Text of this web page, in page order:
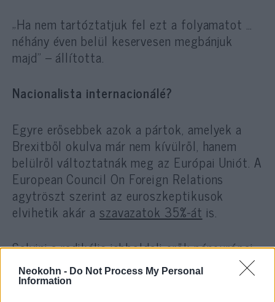
Neokohn - Do Not Process My Personal
Information
„Ha nem tartóztatjuk fel ezt a folyamatot …
néhány éven belül keservesen megbánjuk
majd” – állította.
Nacionalista internacionálé?
Egyre erősebbek azok a pártok, amelyek a
Brexitből okulva már nem kívülről, hanem
belülről változtatnák meg az Európai Uniót. A
European Council On Foreign Relations
agytröszt szerint az euroszkeptikusok
elvihetik akár a szavazatok 35%-át is.
Salvini a radikális jobboldali erők páneurópai
összefogását szeretné elérni egy
úgynevezett Népek és Nemzetek Európai